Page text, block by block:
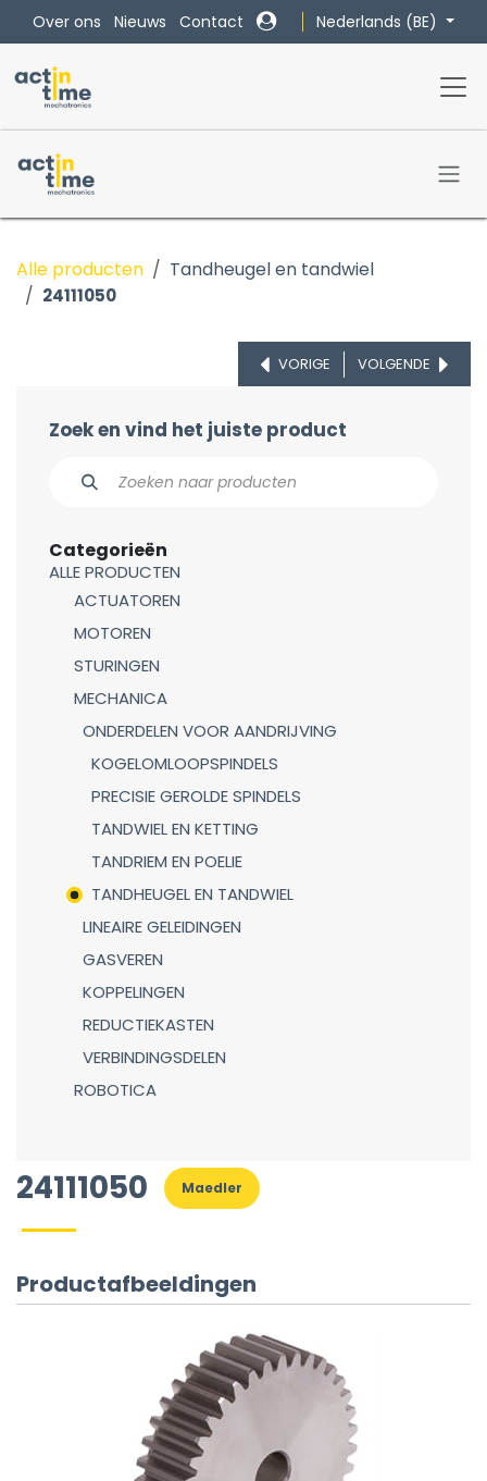
Overslaan naar inhoud
Over ons Nieuws Contact Nederlands (BE)
Alle producten Tandheugel en tandwiel
24111050
VORIGE VOLGENDE
Zoek en vind het juiste product
Categorieën
ALLE PRODUCTEN
ACTUATOREN
MOTOREN
STURINGEN
MECHANICA
ONDERDELEN VOOR AANDRIJVING
KOGELOMLOOPSPINDELS
PRECISIE GEROLDE SPINDELS
TANDWIEL EN KETTING
TANDRIEM EN POELIE
TANDHEUGEL EN TANDWIEL
LINEAIRE GELEIDINGEN
GASVEREN
KOPPELINGEN
REDUCTIEKASTEN
VERBINDINGSDELEN
ROBOTICA
24111050 Maedler
Productafbeeldingen